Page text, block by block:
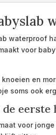
waterproof
voor
en
soms ook
eerste
voor